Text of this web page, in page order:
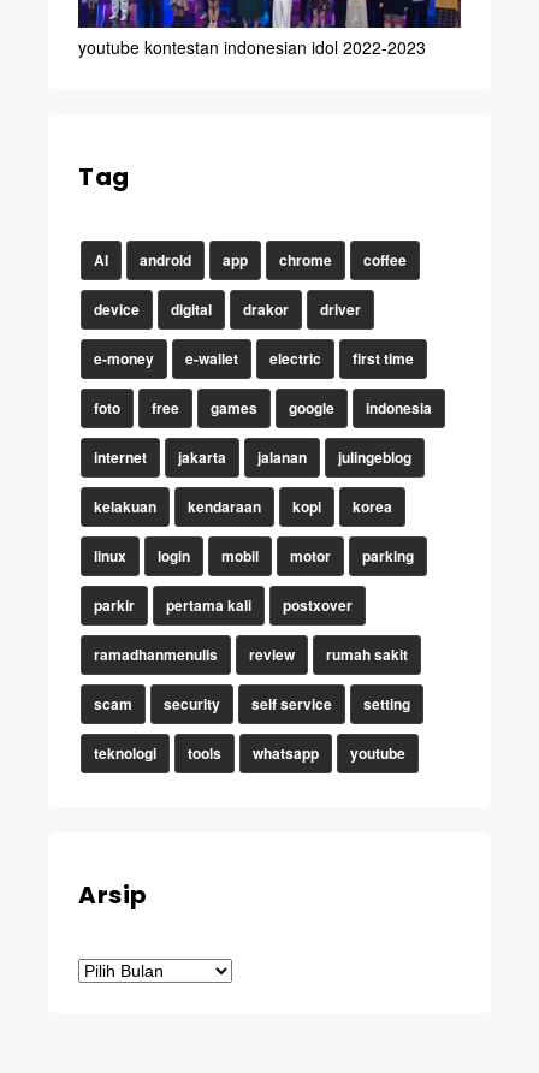
youtube kontestan indonesian idol 2022-2023
Tag
AI android app chrome coffee
device digital drakor driver
e-money e-wallet electric first time
foto free games google indonesia
internet jakarta jalanan julingeblog
kelakuan kendaraan kopi korea
linux login mobil motor parking
parkir pertama kali postxover
ramadhanmenulis review rumah sakit
scam security self service setting
teknologi tools whatsapp youtube
Arsip
Arsip